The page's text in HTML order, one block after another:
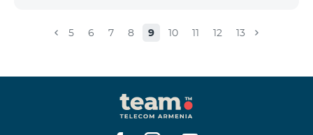
Интернета, то тарификация будет осуществляться
согласно условиям вашего тарифного плана.
5 6 7 8 9 10 11 12 13